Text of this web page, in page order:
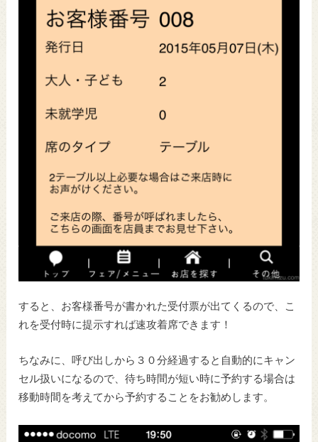
すると、お客様番号が書かれた受付票が出てくるので、こ
れを受付時に提示すれば速攻着席できます！
ちなみに、呼び出しから３０分経過すると自動的にキャン
セル扱いになるので、待ち時間が短い時に予約する場合は
移動時間を考えてから予約することをお勧めします。